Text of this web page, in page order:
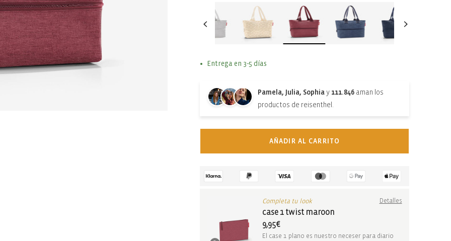
Entrega en 3-5 días
Pamela, Julia, Sophia y 111.846 aman los
productos de reisenthel.
AÑADIR AL CARRITO
Completa tu look Detalles
case 1 twist maroon
9,95€
El case 1 plano es nuestro neceser para diario